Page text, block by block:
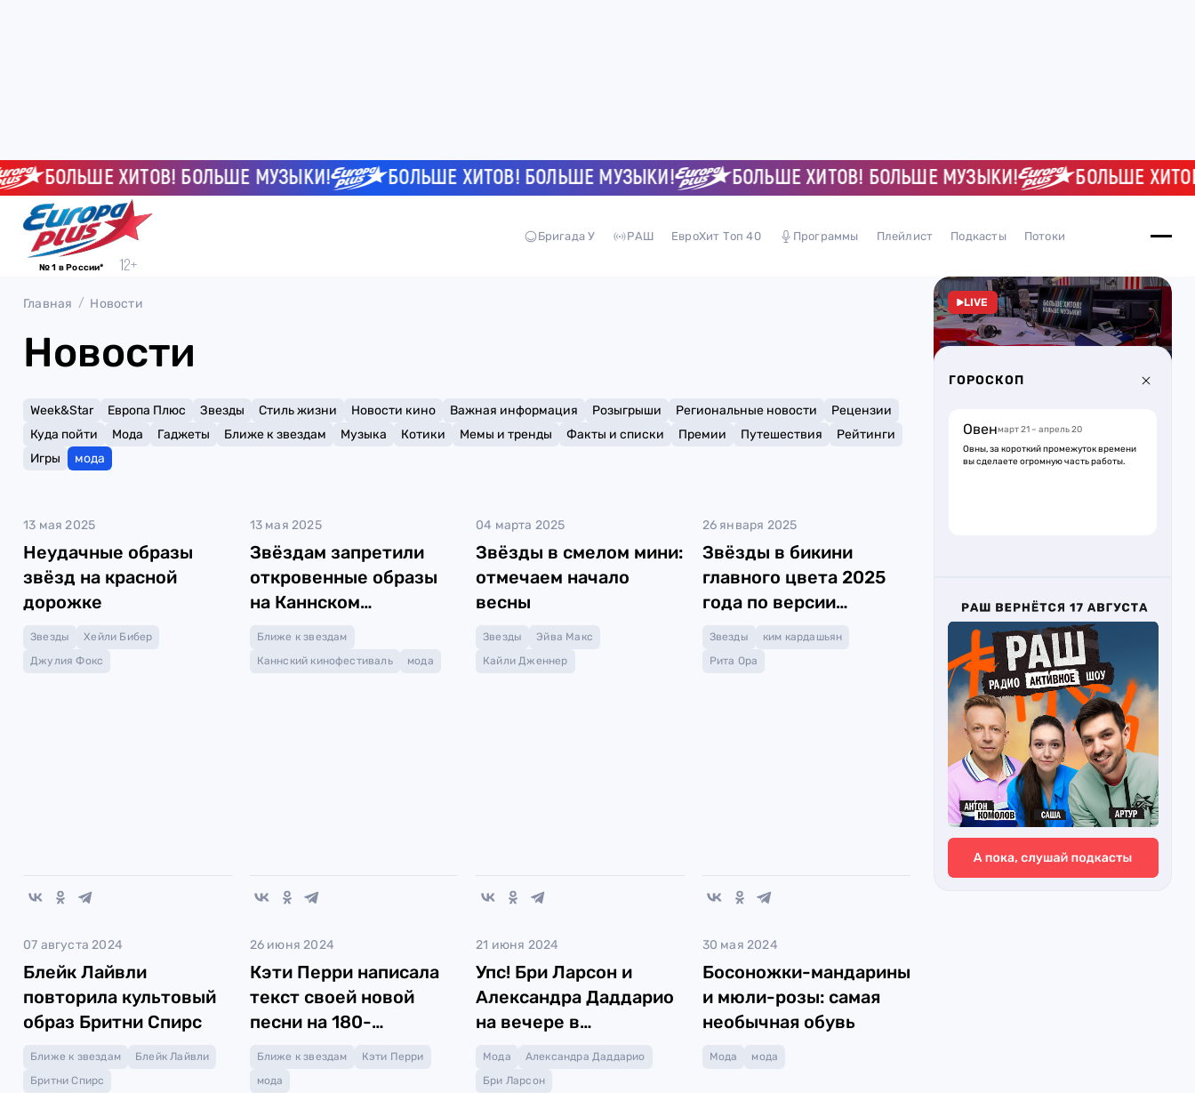
БОЛЬШЕ ХИТОВ! БОЛЬШЕ МУЗЫКИ! БОЛЬШЕ ХИТОВ! БОЛЬШЕ МУЗЫКИ! БОЛЬШЕ ХИТОВ! БОЛЬШЕ МУЗЫКИ! БОЛЬШЕ
№ 1 в России*
Бригада У РАШ ЕвроХит Топ 40 Программы Плейлист Подкасты Потоки
Главная Новости
Новости
Week&Star Европа Плюс Звезды Стиль жизни Новости кино Важная информация Розыгрыши Региональные новости
Рецензии
Куда пойти
Мода Гаджеты Ближе к звездам Музыка Котики Мемы и тренды Факты и списки Премии Путешествия
Рейтинги
Игры
мода
13 мая 2025
Неудачные образы
звёзд на красной
дорожке
Звезды
Хейли Бибер
Джулия Фокс
13 мая 2025
Звёздам запретили
откровенные образы
на Каннском
кинофестивале
Ближе к звездам
Каннский кинофестиваль
мода
04 марта 2025
Звёзды в смелом мини:
отмечаем начало
весны
Звезды
Эйва Макс
Кайли Дженнер
26 января 2025
Звёзды в бикини
главного цвета 2025
года по версии
Pantone
Звезды
ким кардашьян
Рита Ора
07 августа 2024
Блейк Лайвли
повторила культовый
образ Бритни Спирс
Ближе к звездам
Блейк Лайвли
Бритни Спирс
26 июня 2024
Кэти Перри написала
текст своей новой
песни на 180-
метровом шлейфе
Ближе к звездам
Кэти Перри
мода
21 июня 2024
Упс! Бри Ларсон и
Александра Даддарио
на вечере в
одинаковых платьях
Мода
Александра Даддарио
Бри Ларсон
30 мая 2024
Босоножки-мандарины
и мюли-розы: самая
необычная обувь
Мода мода
LIVE
ГОРОСКОП
Овенмарт 21 – апрель 20
Овны, за короткий промежуток времени
вы сделаете огромную часть работы.